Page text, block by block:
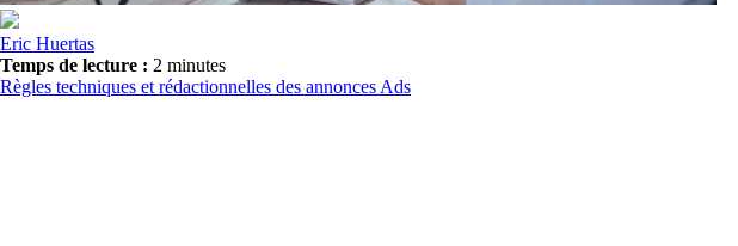
Eric Huertas
Temps de lecture : 2 minutes
Règles techniques et rédactionnelles des annonces Ads